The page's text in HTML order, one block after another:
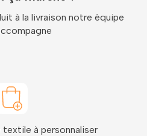
à la livraison notre équipe
à personnaliser